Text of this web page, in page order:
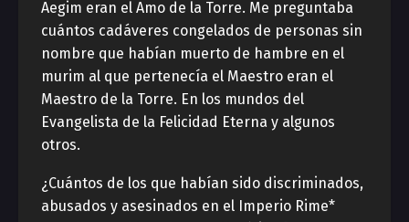
Aegim eran el Amo de la Torre. Me preguntaba
cuántos cadáveres congelados de personas sin
nombre que habían muerto de hambre en el
murim al que pertenecía el Maestro eran el
Maestro de la Torre. En los mundos del
Evangelista de la Felicidad Eterna y algunos
otros.
¿Cuántos de los que habían sido discriminados,
abusados y asesinados en el Imperio Rime*